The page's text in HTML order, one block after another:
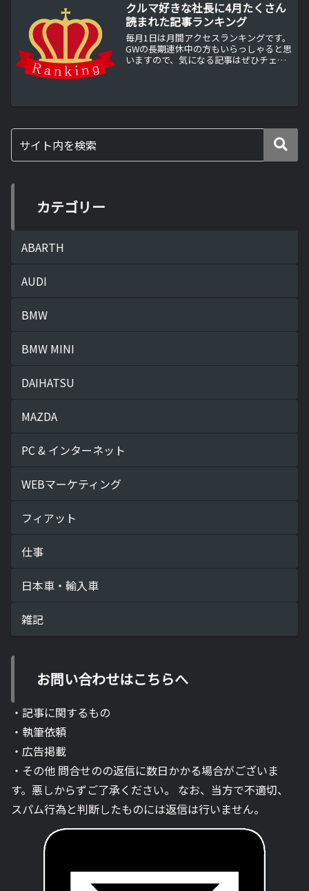
クルマ好きな社長に4月たくさん
読まれた記事ランキング
毎月1日は月間アクセスランキングです。
GWの長期連休中の方もいらっしゃると思
いますので、気になる記事はぜひチェッ
ました。モデルチ...
カテゴリー
ABARTH
AUDI
BMW
BMW MINI
DAIHATSU
MAZDA
PC & インターネット
WEBマーケティング
フィアット
仕事
日本車・輸入車
雑記
お問い合わせはこちらへ
・記事に関するもの
・執筆依頼
・広告掲載
・その他 問合せのの返信に数日かかる場合がございま
す。悪しからずご了承ください。 なお、当方で不適切、
スパム行為と判断したものには返信は行いません。